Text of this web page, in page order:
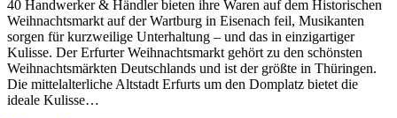
40 Handwerker & Händler bieten ihre Waren auf dem Historischen
Weihnachtsmarkt auf der Wartburg in Eisenach feil, Musikanten
sorgen für kurzweilige Unterhaltung – und das in einzigartiger
Kulisse. Der Erfurter Weihnachtsmarkt gehört zu den schönsten
Weihnachtsmärkten Deutschlands und ist der größte in Thüringen.
Die mittelalterliche Altstadt Erfurts um den Domplatz bietet die
ideale Kulisse…